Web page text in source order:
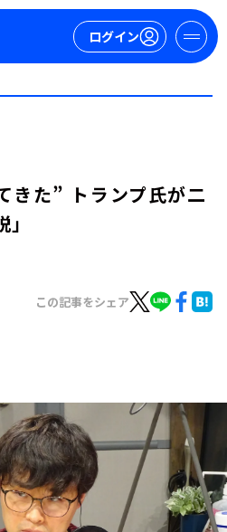
ログイン
きた” トランプ氏が二
この記事をシェア